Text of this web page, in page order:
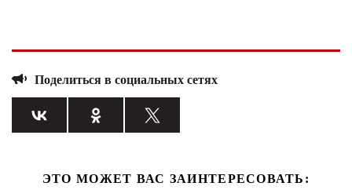
Поделиться в социальных сетях
ЭТО МОЖЕТ ВАС ЗАИНТЕРЕСОВАТЬ: